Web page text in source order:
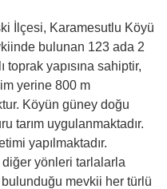
İlçesi, Karamesutlu Köyü
bulunan 123 ada 2
toprak yapısına sahiptir,
yerine 800 m
Köyün güney doğu
tarım uygulanmaktadır.
yapılmaktadır.
yönleri tarlalarla
bulunduğu mevkii her türlü